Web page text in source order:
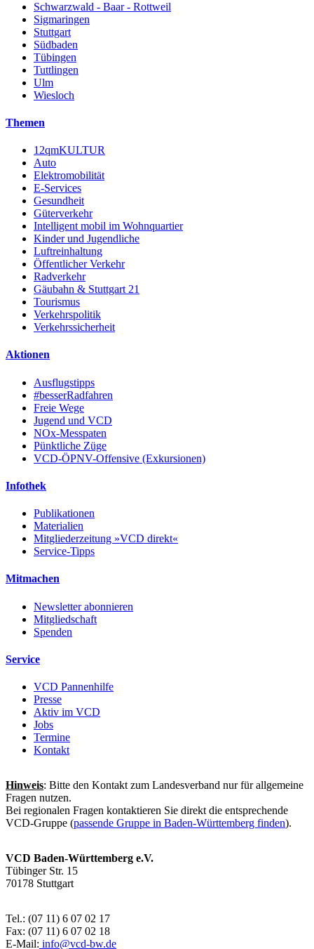
Schwarzwald - Baar - Rottweil
Sigmaringen
Stuttgart
Südbaden
Tübingen
Tuttlingen
Ulm
Wiesloch
Themen
12qmKULTUR
Auto
Elektromobilität
E-Services
Gesundheit
Güterverkehr
Intelligent mobil im Wohnquartier
Kinder und Jugendliche
Luftreinhaltung
Öffentlicher Verkehr
Radverkehr
Gäubahn & Stuttgart 21
Tourismus
Verkehrspolitik
Verkehrssicherheit
Aktionen
Ausflugstipps
#besserRadfahren
Freie Wege
Jugend und VCD
NOx-Messpaten
Pünktliche Züge
VCD-ÖPNV-Offensive (Exkursionen)
Infothek
Publikationen
Materialien
Mitgliederzeitung »VCD direkt«
Service-Tipps
Mitmachen
Newsletter abonnieren
Mitgliedschaft
Spenden
Service
VCD Pannenhilfe
Presse
Aktiv im VCD
Jobs
Termine
Kontakt
Hinweis: Bitte den Kontakt zum Landesverband nur für allgemeine
Fragen nutzen.
Bei regionalen Fragen kontaktieren Sie direkt die entsprechende
VCD-Gruppe (passende Gruppe in Baden-Württemberg finden).
VCD Baden-Württemberg e.V.
Tübinger Str. 15
70178 Stuttgart
Tel.: (07 11) 6 07 02 17
Fax: (07 11) 6 07 02 18
E-Mail: info@vcd-bw.de